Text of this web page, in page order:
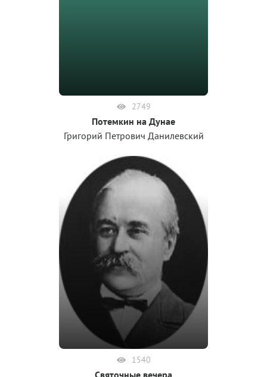
2749
Потемкин на Дунае
Григорий Петрович Данилевский
1540